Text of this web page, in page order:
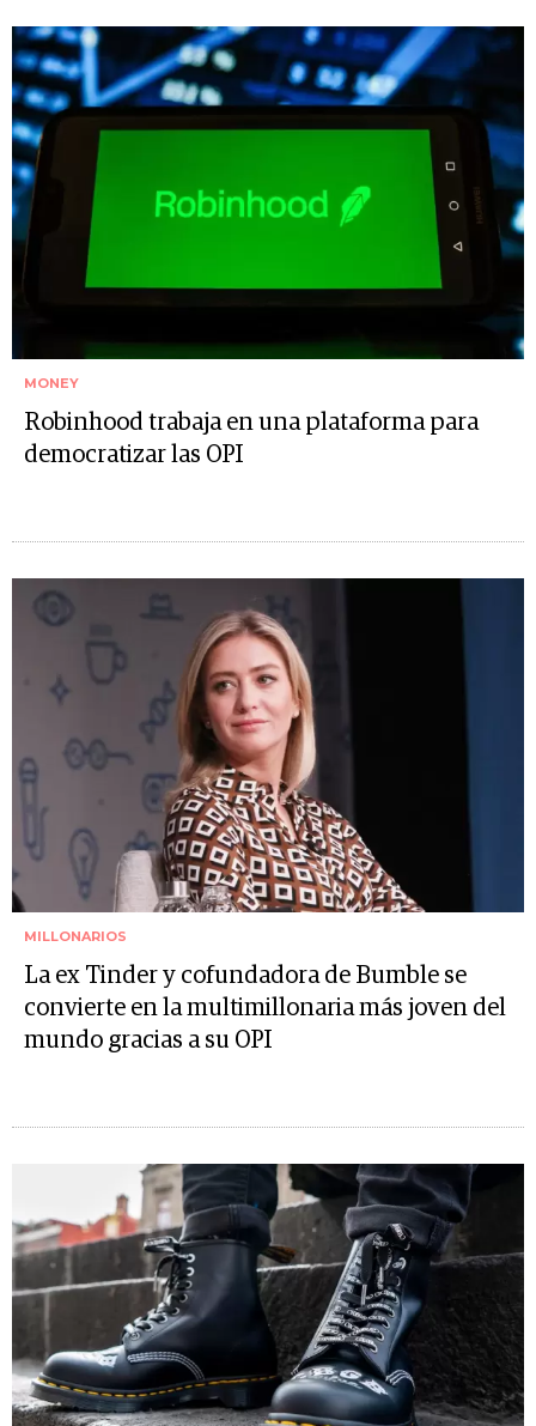
MONEY
Robinhood trabaja en una plataforma para
democratizar las OPI
MILLONARIOS
La ex Tinder y cofundadora de Bumble se
convierte en la multimillonaria más joven del
mundo gracias a su OPI